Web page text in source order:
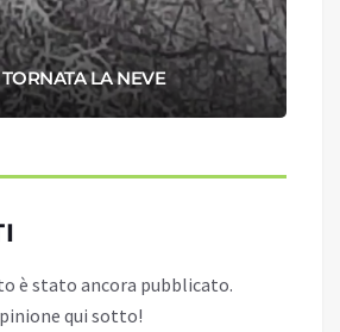
TORNATA LA NEVE
è stato ancora pubblicato.
qui sotto!